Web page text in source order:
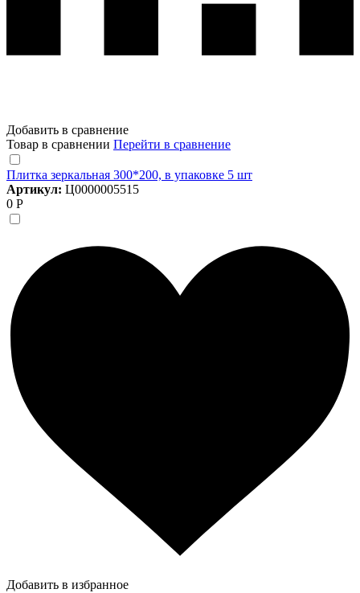
Добавить в сравнение
Товар в сравнении Перейти в сравнение
Плитка зеркальная 300*200, в упаковке 5 шт
Артикул: Ц0000005515
0 Р
Добавить в избранное